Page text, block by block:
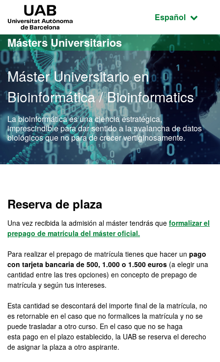
Acceso al contenido principal
Acceso a la navegación de la página
Idioma
Español
Másters Universitarios
Máster Universitario en
Bioinformática / Bioinformatics
La bioinformática es una ciencia estratégica,
imprescindible para dar sentido a la avalancha de datos
biológicos que no para de crecer vertiginosamente.
Reserva de plaza
Una vez recibida la admisión al máster tendrás que formalizar el
prepago de matrícula del máster oficial.
Para realizar el prepago de matrícula tienes que hacer un pago
con tarjeta bancaria de 500, 1.000 o 1.500 euros (a elegir una
cantidad entre las tres opciones) en concepto de prepago de
matrícula y según tus intereses.
Esta cantidad se descontará del importe final de la matrícula, no
es retornable en el caso que no formalices la matrícula y no se
puede trasladar a otro curso. En el caso que no se haga
esta pago en el plazo establecido, la UAB se reserva el derecho
de asignar la plaza a otro aspirante.